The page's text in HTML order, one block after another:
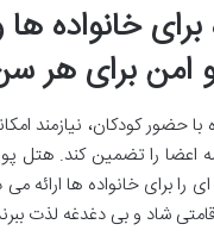
خانواده ها
امن برای هر
با حضور کودکان، نیازمند
اعضا را تضمین کند. هتل
را برای خانواده ها ارائه
شاد و بی دغدغه لذت